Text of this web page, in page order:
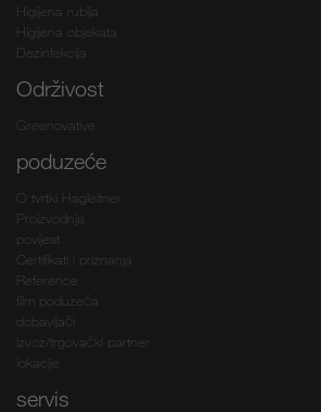
Higijena rublja
Higijena objekata
Dezinfekcija
Održivost
Greenovative
poduzeće
O tvrtki Hagleitner
Proizvodnja
povijest
Certifikati i priznanja
Reference
film poduzeća
dobavljači
izvoz/trgovački partner
lokacije
servis